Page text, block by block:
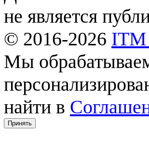
не является
© 2016-2026 ITM
Мы
найти в
Принять